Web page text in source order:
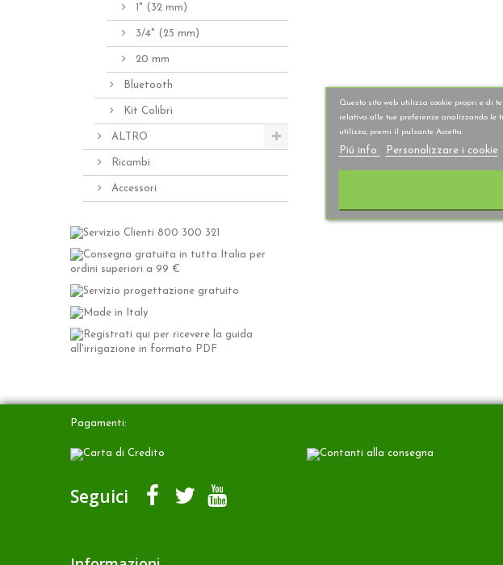
1" (32 mm)
3/4" (25 mm)
20 mm
Bluetooth
Kit Colibrì
ALTRO
Ricambi
Accessori
Pagamenti:
Carta di Credito Contanti alla consegna
Seguici
Questo sito web utilizza cookie propri e di
relativa alle tue preferenze analizzando le
utilizzo, premi il pulsante Accetta.
Piú info Personalizzare i cookie